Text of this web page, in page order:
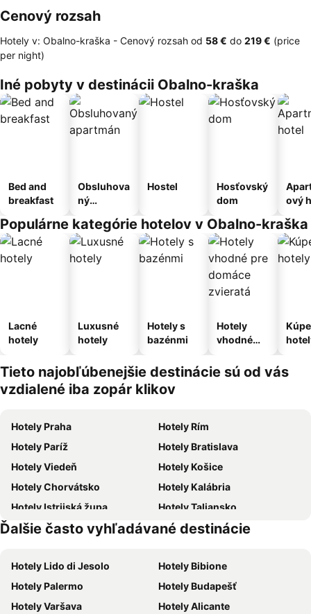
Cenový rozsah
Hotely v: Obalno-kraška - Cenový rozsah od ‎58 € do ‎219 € (price
per night)
Iné pobyty v destinácii Obalno-kraška
Bed and
breakfast
Obsluhova
ný
Hostel
Hosťovský
dom
ový
Populárne kategórie hotelov v Obalno-kraška
Lacné
hotely
Luxusné
hotely
Hotely s
bazénmi
Hotely
vhodné
domáce
zvieratá
Tieto najobľúbenejšie destinácie sú od vás
vzdialené iba zopár klikov
Hotely Praha
Hotely Rím
Hotely Paríž
Hotely Bratislava
Hotely Viedeň
Hotely Košice
Hotely Chorvátsko
Hotely Kalábria
Hotely Istrijská župa
Hotely Taliansko
Hotely Malorka
Hotely Slovensko
Ďalšie často vyhľadávané destinácie
Hotely Lido di Jesolo
Hotely Bibione
Hotely Palermo
Hotely Budapešť
Hotely Varšava
Hotely Alicante